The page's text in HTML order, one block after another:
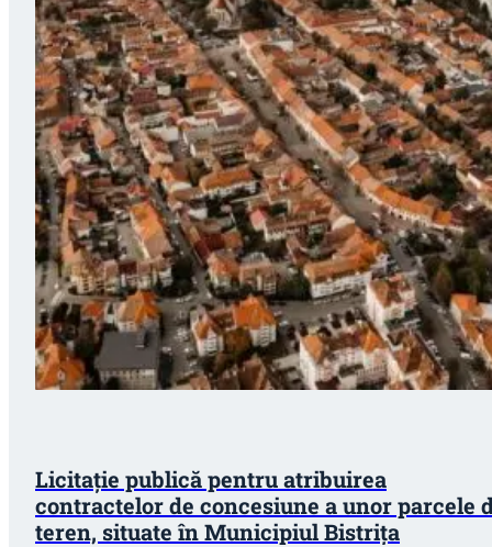
Licitație publică pentru atribuirea
contractelor de concesiune a unor parcele
teren, situate în Municipiul Bistriţa